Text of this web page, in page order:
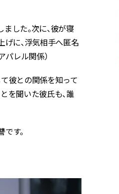
した。次に、彼が寝
げに、浮気相手へ匿名
レル関係）
彼との関係を知って
を聞いた彼氏も、誰
す。
WEDDING
リー】にある！結婚式にも仕事
にも使える上質ベーシック４選 |
CLASSY.[クラッシィ]